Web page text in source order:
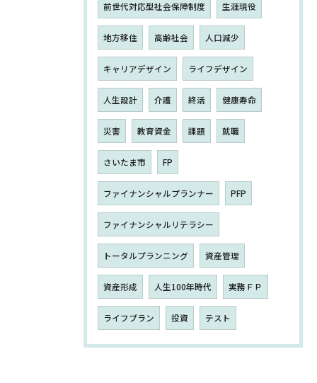
前世代対応型社会保障制度 生涯現役
地方移住 高齢社会 人口減少
キャリアデザイン ライフデザイン
人生設計 介護 終活 健康寿命
災害 教育資金 課題 就職
さいたま市 FP
ファイナンシャルプランナー PFP
ファイナンシャルリテラシー
トータルプランニング 資産管理
資産形成 人生100年時代 実務ＦＰ
ライフプラン 投資 テスト